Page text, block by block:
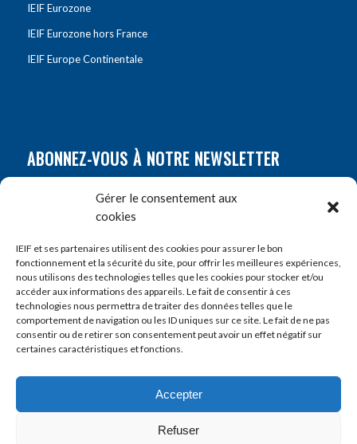
Gérer le consentement aux
cookies
IEIF et ses partenaires utilisent des cookies pour assurer le bon
fonctionnement et la sécurité du site, pour offrir les meilleures expériences,
nous utilisons des technologies telles que les cookies pour stocker et/ou
accéder aux informations des appareils. Le fait de consentir à ces
technologies nous permettra de traiter des données telles que le
comportement de navigation ou les ID uniques sur ce site. Le fait de ne pas
consentir ou de retirer son consentement peut avoir un effet négatif sur
certaines caractéristiques et fonctions.
Accepter
Refuser
IEIF Eurozone
IEIF Eurozone hors France
IEIF Europe Continentale
ABONNEZ-VOUS À NOTRE NEWSLETTER
Prénom*
E-mail*